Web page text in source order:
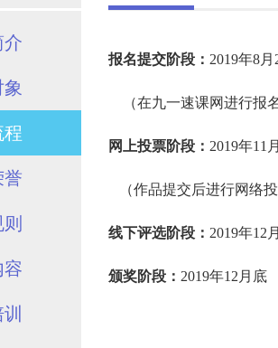
介
程
誉
容
报名提交阶段： 2019年8
（在九一速课网进行报
网上投票阶段： 2019年11
（作品提交后进行网络
线下评选阶段： 2019年12
颁奖阶段： 2019年12月底